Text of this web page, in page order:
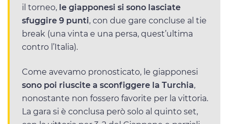
il torneo, le giapponesi si sono lasciate
sfuggire 9 punti, con due gare concluse al tie
break (una vinta e una persa, quest’ultima
contro l’Italia).
Come avevamo pronosticato, le giapponesi
sono poi riuscite a sconfiggere la Turchia,
nonostante non fossero favorite per la vittoria.
La gara si è conclusa però solo al quinto set,